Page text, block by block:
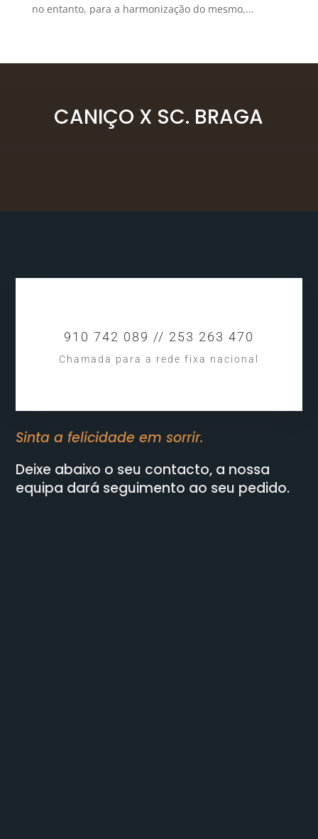
no entanto, para a harmonização do mesmo,...
CANIÇO X SC. BRAGA
910 742 089 // 253 263 470
Chamada para a rede fixa nacional
Sinta a felicidade em sorrir.
Deixe abaixo o seu contacto, a nossa
equipa dará seguimento ao seu pedido.